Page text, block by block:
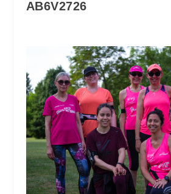
AB6V2726